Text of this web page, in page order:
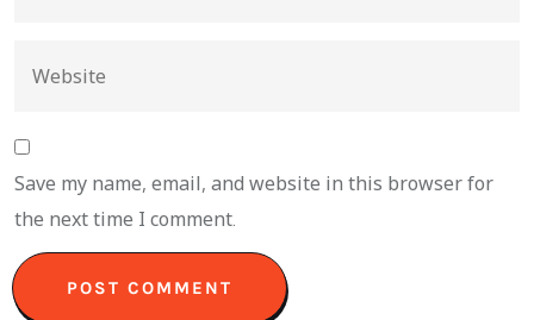
Save my name, email, and website in this browser for
the next time I comment.